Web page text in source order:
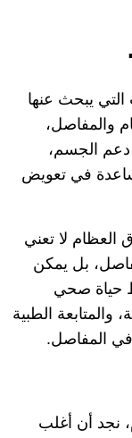
يبحث عنها
والمفاصل،
الجسم،
في تعويض
لا تعني
بل يمكن
حياة صحي
والمتابعة الطبية
المفاصل.
نجد أن أغلب